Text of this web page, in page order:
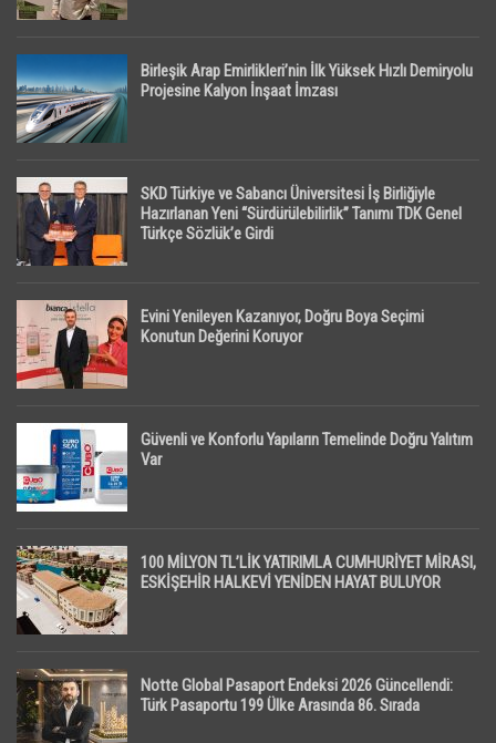
Birleşik Arap Emirlikleri’nin İlk Yüksek Hızlı Demiryolu
Projesine Kalyon İnşaat İmzası
SKD Türkiye ve Sabancı Üniversitesi İş Birliğiyle
Hazırlanan Yeni “Sürdürülebilirlik” Tanımı TDK Genel
Türkçe Sözlük’e Girdi
Evini Yenileyen Kazanıyor, Doğru Boya Seçimi
Konutun Değerini Koruyor
Güvenli ve Konforlu Yapıların Temelinde Doğru Yalıtım
Var
100 MİLYON TL’LİK YATIRIMLA CUMHURİYET MİRASI,
ESKİŞEHİR HALKEVİ YENİDEN HAYAT BULUYOR
Notte Global Pasaport Endeksi 2026 Güncellendi:
Türk Pasaportu 199 Ülke Arasında 86. Sırada